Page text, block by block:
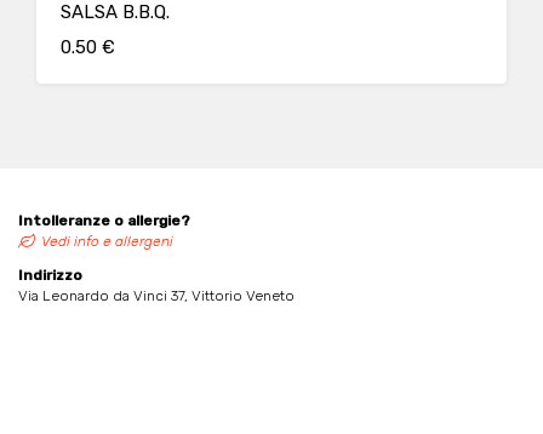
SALSA B.B.Q.
0.50 €
Intolleranze o allergie?
Vedi info e allergeni
Indirizzo
Via Leonardo da Vinci 37, Vittorio Veneto